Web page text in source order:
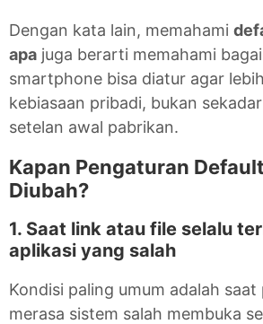
Dengan kata lain, memahami
apa juga berarti memahami
smartphone bisa diatur agar
kebiasaan pribadi, bukan
setelan awal pabrikan.
Kapan Pengaturan
Diubah?
1. Saat link atau file selalu
aplikasi yang salah
Kondisi paling umum adalah saat
merasa sistem salah membuka